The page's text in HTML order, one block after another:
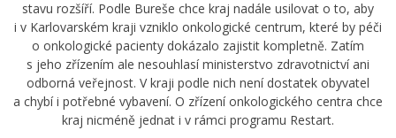
stavu rozšíří. Podle Bureše chce kraj nadále usilovat o to, aby
i v Karlovarském kraji vzniklo onkologické centrum, které by péči
o onkologické pacienty dokázalo zajistit kompletně. Zatím
s jeho zřízením ale nesouhlasí ministerstvo zdravotnictví ani
odborná veřejnost. V kraji podle nich není dostatek obyvatel
a chybí i potřebné vybavení. O zřízení onkologického centra chce
kraj nicméně jednat i v rámci programu Restart.